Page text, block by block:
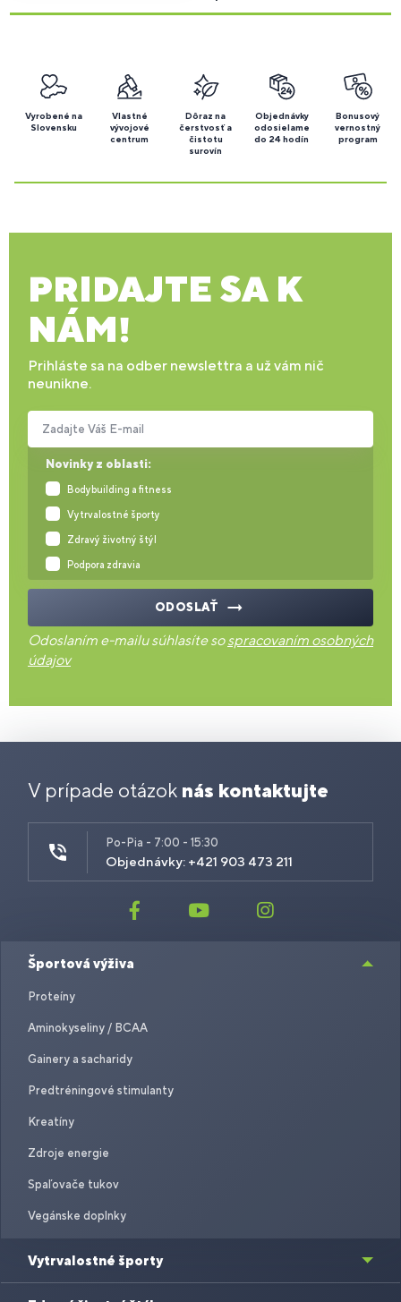
Vyrobené na
Slovensku
Vlastné
vývojové
centrum
Dôraz na
čerstvosť a
čistotu
surovín
Objednávky
odosielame
do 24 hodín
Bonusový
vernostný
program
PRIDAJTE SA K
NÁM!
Prihláste sa na odber newslettra a už vám nič
neunikne.
Novinky z oblasti:
Bodybuilding a fitness
Vytrvalostné športy
Zdravý životný štýl
Podpora zdravia
Zadajte Váš E-mail
ODOSLAŤ
Odoslaním e-mailu súhlasíte sospracovaním osobných
údajov
V prípade otázok nás kontaktujte
Po-Pia - 7:00 - 15:30
Objednávky: +421 903 473 211
Športová výživa
Proteíny
Aminokyseliny / BCAA
Gainery a sacharidy
Predtréningové stimulanty
Kreatíny
Zdroje energie
Spaľovače tukov
Vegánske doplnky
Vytrvalostné športy